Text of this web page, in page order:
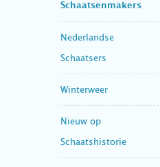
Schaatsenmakers
Nederlandse
Schaatsers
Winterweer
Nieuw op
Schaatshistorie